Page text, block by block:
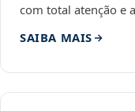
com total atenção e
SAIBA MAIS